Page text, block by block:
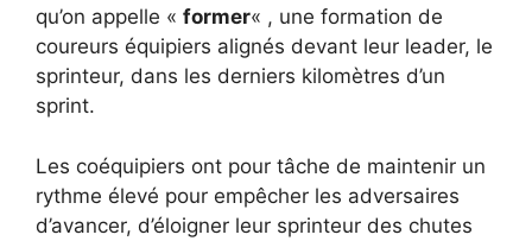
qu’on appelle « former« , une formation de
coureurs équipiers alignés devant leur leader, le
sprinteur, dans les derniers kilomètres d’un
sprint.
Les coéquipiers ont pour tâche de maintenir un
rythme élevé pour empêcher les adversaires
d’avancer, d’éloigner leur sprinteur des chutes